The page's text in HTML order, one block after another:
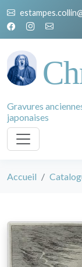
Gravures
japonaises
Accueil